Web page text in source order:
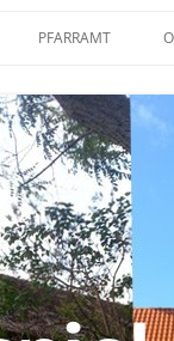
PFARRAMT